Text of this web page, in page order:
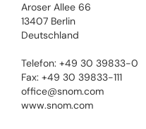
Aroser Allee 66
13407 Berlin
Deutschland
Telefon: +49 30 39833-0
Fax: +49 30 39833-111
office@snom.com
www.snom.com